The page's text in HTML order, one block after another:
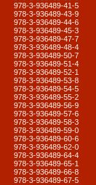
978-3-936489-41-5
978-3-936489-43-9
978-3-936489-44-6
978-3-936489-45-3
978-3-936489-47-7
978-3-936489-48-4
978-3-936489-50-7
978-3-936489-51-4
978-3-936489-52-1
978-3-936489-53-8
978-3-936489-54-5
978-3-936489-55-2
978-3-936489-56-9
978-3-936489-57-6
978-3-936489-58-3
978-3-936489-59-0
978-3-936489-60-6
978-3-936489-62-0
978-3-936489-64-4
978-3-936489-65-1
978-3-936489-66-8
978-3-936489-67-5